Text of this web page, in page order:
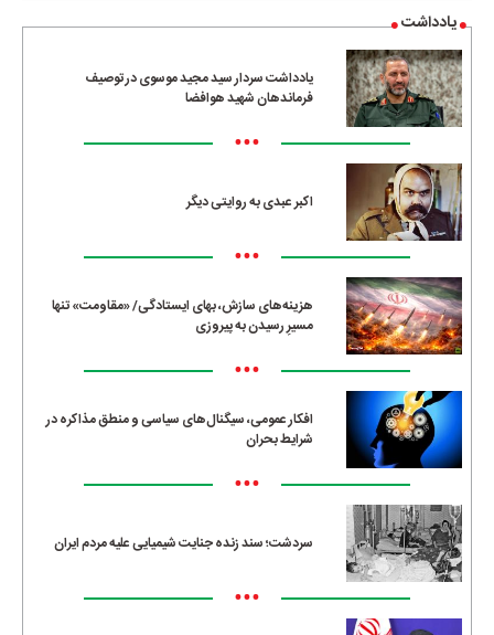
یادداشت
یادداشت سردار سید مجید موسوی در توصیف
فرماندهان شهید هوافضا
•••
اکبر عبدی به روایتی دیگر
•••
هزینه‌های سازش، بهای ایستادگی/ «مقاومت» تنها
مسیرِ رسیدن به پیروزی
•••
افکار عمومی، سیگنال‌های سیاسی و منطق مذاکره در
شرایط بحران
•••
سردشت؛ سند زنده جنایت شیمیایی علیه مردم ایران
•••